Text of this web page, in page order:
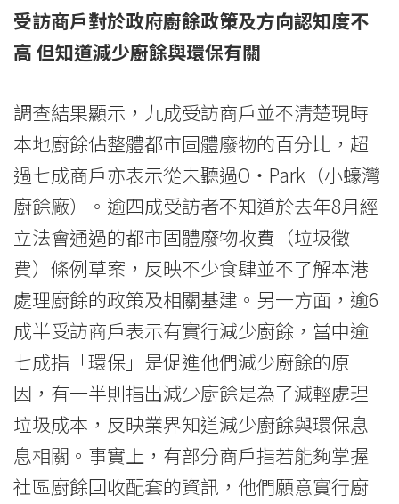
香
港
浸
會
大
學
受訪商戶對於政府廚餘政策及方向認知度不
高 但知道減少廚餘與環保有關
調查結果顯示，九成受訪商戶並不清楚現時
本地廚餘佔整體都市固體廢物的百分比，超
過七成商戶亦表示從未聽過O‧Park（小蠔灣
廚餘廠）。逾四成受訪者不知道於去年8月經
立法會通過的都市固體廢物收費（垃圾徵
費）條例草案，反映不少食肆並不了解本港
處理廚餘的政策及相關基建。另一方面，逾6
成半受訪商戶表示有實行減少廚餘，當中逾
七成指「環保」是促進他們減少廚餘的原
因，有一半則指出減少廚餘是為了減輕處理
垃圾成本，反映業界知道減少廚餘與環保息
息相關。事實上，有部分商戶指若能夠掌握
社區廚餘回收配套的資訊，他們願意實行廚